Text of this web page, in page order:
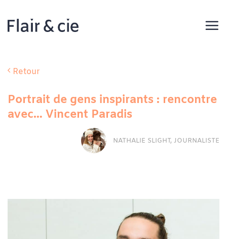
contenu
Retour
Portrait de gens inspirants : rencontre
avec… Vincent Paradis
NATHALIE SLIGHT, JOURNALISTE